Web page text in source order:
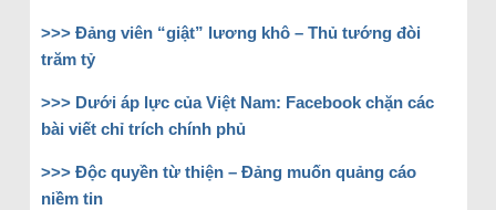
>>> Đảng viên “giật” lương khô – Thủ tướng đòi
trăm tỷ
>>> Dưới áp lực của Việt Nam: Facebook chặn các
bài viết chỉ trích chính phủ
>>> Độc quyền từ thiện – Đảng muốn quảng cáo
niềm tin